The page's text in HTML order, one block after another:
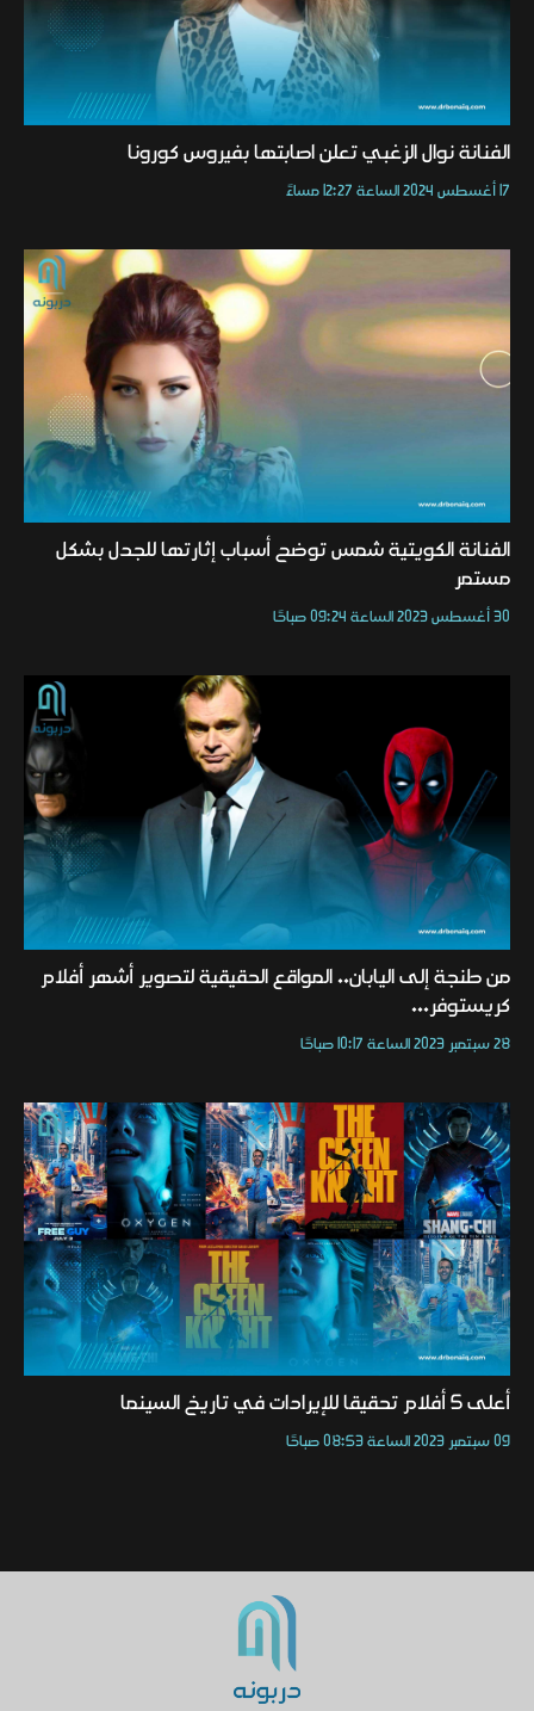
الفنانة نوال الزغبي تعلن اصابتها بفيروس كورونا
17 أغسطس 2024 الساعة 12:27 مساءً
الفنانة الكويتية شمس توضح أسباب إثارتها للجدل بشكل
مستمر
30 أغسطس 2023 الساعة 09:24 صباحًا
من طنجة إلى اليابان.. المواقع الحقيقية لتصوير أشهر أفلام
كريستوفر...
28 سبتمبر 2023 الساعة 10:17 صباحًا
أعلى 5 أفلام تحقيقا للإيرادات في تاريخ السينما
09 سبتمبر 2023 الساعة 08:53 صباحًا